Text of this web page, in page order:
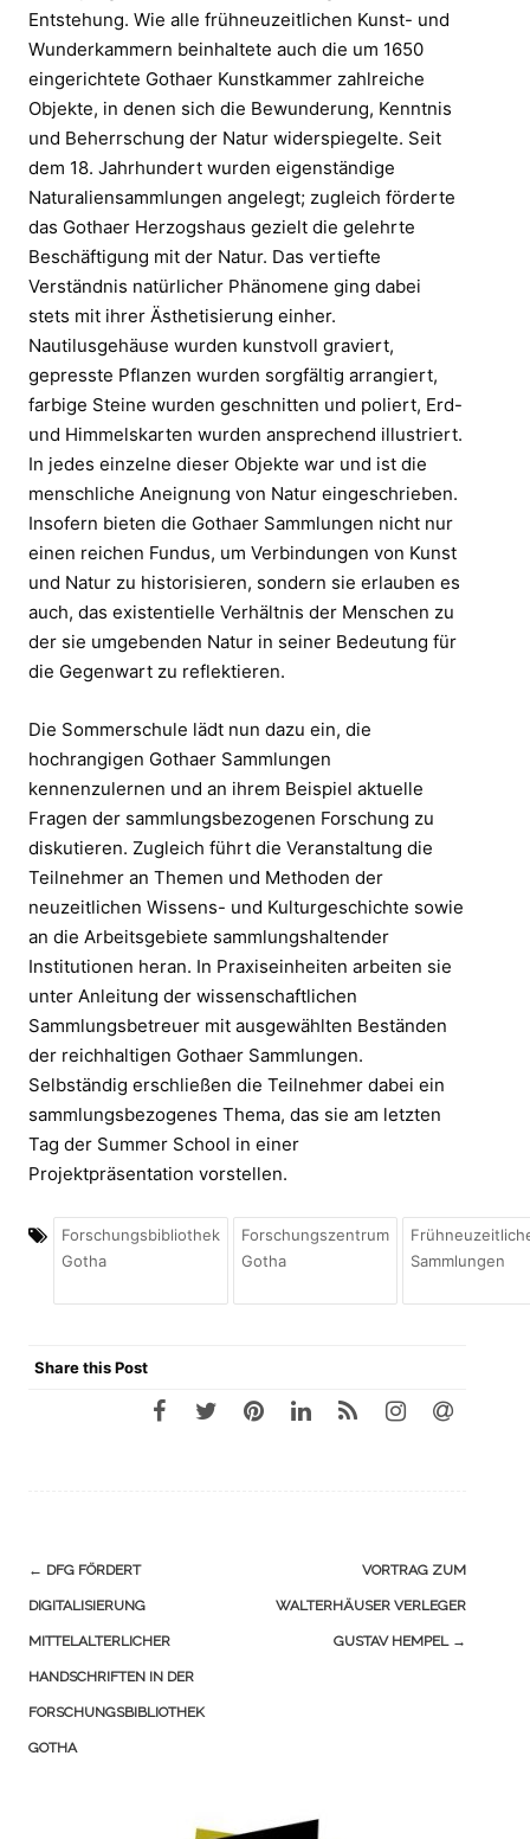
Entstehung. Wie alle frühneuzeitlichen Kunst- und
Wunderkammern beinhaltete auch die um 1650
eingerichtete Gothaer Kunstkammer zahlreiche
Objekte, in denen sich die Bewunderung, Kenntnis
und Beherrschung der Natur widerspiegelte. Seit
dem 18. Jahrhundert wurden eigenständige
Naturaliensammlungen angelegt; zugleich förderte
das Gothaer Herzogshaus gezielt die gelehrte
Beschäftigung mit der Natur. Das vertiefte
Verständnis natürlicher Phänomene ging dabei
stets mit ihrer Ästhetisierung einher.
Nautilusgehäuse wurden kunstvoll graviert,
gepresste Pflanzen wurden sorgfältig arrangiert,
farbige Steine wurden geschnitten und poliert, Erd-
und Himmelskarten wurden ansprechend illustriert.
In jedes einzelne dieser Objekte war und ist die
menschliche Aneignung von Natur eingeschrieben.
Insofern bieten die Gothaer Sammlungen nicht nur
einen reichen Fundus, um Verbindungen von Kunst
und Natur zu historisieren, sondern sie erlauben es
auch, das existentielle Verhältnis der Menschen zu
der sie umgebenden Natur in seiner Bedeutung für
die Gegenwart zu reflektieren.
Die Sommerschule lädt nun dazu ein, die
hochrangigen Gothaer Sammlungen
kennenzulernen und an ihrem Beispiel aktuelle
Fragen der sammlungsbezogenen Forschung zu
diskutieren. Zugleich führt die Veranstaltung die
Teilnehmer an Themen und Methoden der
neuzeitlichen Wissens- und Kulturgeschichte sowie
an die Arbeitsgebiete sammlungshaltender
Institutionen heran. In Praxiseinheiten arbeiten sie
unter Anleitung der wissenschaftlichen
Sammlungsbetreuer mit ausgewählten Beständen
der reichhaltigen Gothaer Sammlungen.
Selbständig erschließen die Teilnehmer dabei ein
sammlungsbezogenes Thema, das sie am letzten
Tag der Summer School in einer
Projektpräsentation vorstellen.
Forschungsbibliothek
Gotha
Forschungszentrum
Gotha
Sammlungen
Share this Post
Navigation
(Beiträge)
← DFG FÖRDERT
DIGITALISIERUNG
MITTELALTERLICHER
HANDSCHRIFTEN IN DER
FORSCHUNGSBIBLIOTHEK
GOTHA
VORTRAG ZUM
WALTERHÄUSER VERLEGER
GUSTAV HEMPEL →